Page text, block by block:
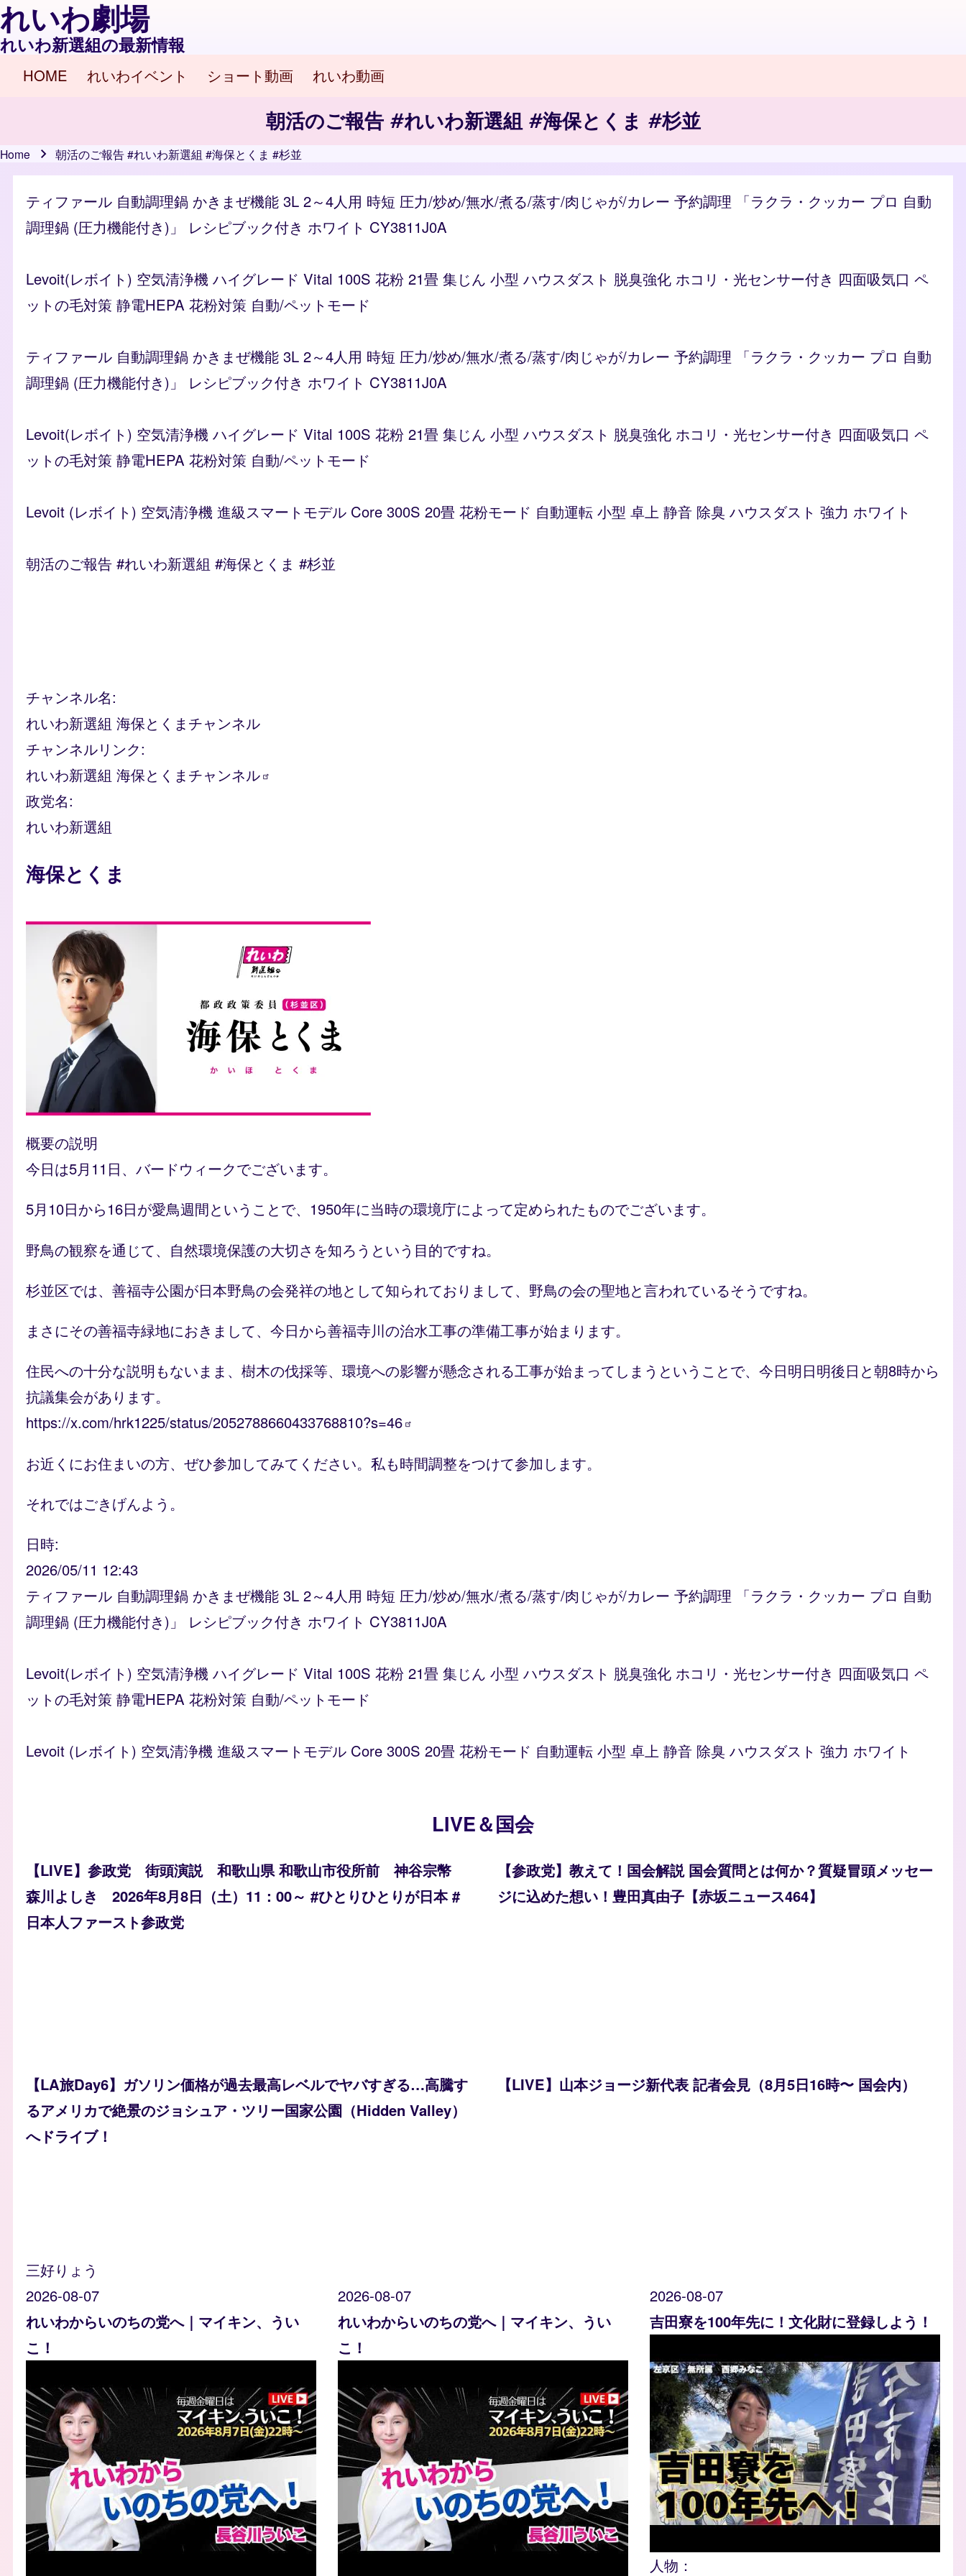
れいわ劇場
れいわ新選組の最新情報
Main navigation
HOME れいわイベント ショート動画 れいわ動画
朝活のご報告 #れいわ新選組 #海保とくま #杉並
Breadcrumb
Home 朝活のご報告 #れいわ新選組 #海保とくま #杉並
ティファール 自動調理鍋 かきまぜ機能 3L 2～4人用 時短 圧力/炒め/無水/煮る/蒸す/肉じゃが/カレー 予約調理 「ラクラ・クッカー プロ 自動
調理鍋 (圧力機能付き)」 レシピブック付き ホワイト CY3811J0A
Levoit(レボイト) 空気清浄機 ハイグレード Vital 100S 花粉 21畳 集じん 小型 ハウスダスト 脱臭強化 ホコリ・光センサー付き 四面吸気口 ペ
ットの毛対策 静電HEPA 花粉対策 自動/ペットモード
ティファール 自動調理鍋 かきまぜ機能 3L 2～4人用 時短 圧力/炒め/無水/煮る/蒸す/肉じゃが/カレー 予約調理 「ラクラ・クッカー プロ 自動
調理鍋 (圧力機能付き)」 レシピブック付き ホワイト CY3811J0A
Levoit(レボイト) 空気清浄機 ハイグレード Vital 100S 花粉 21畳 集じん 小型 ハウスダスト 脱臭強化 ホコリ・光センサー付き 四面吸気口 ペ
ットの毛対策 静電HEPA 花粉対策 自動/ペットモード
Levoit (レボイト) 空気清浄機 進級スマートモデル Core 300S 20畳 花粉モード 自動運転 小型 卓上 静音 除臭 ハウスダスト 強力 ホワイト
朝活のご報告 #れいわ新選組 #海保とくま #杉並
チャンネル名
れいわ新選組 海保とくまチャンネル
チャンネルリンク
れいわ新選組 海保とくまチャンネル
政党名
れいわ新選組
海保とくま
概要の説明
今日は5月11日、バードウィークでございます。
5月10日から16日が愛鳥週間ということで、1950年に当時の環境庁によって定められたものでございます。
野鳥の観察を通じて、自然環境保護の大切さを知ろうという目的ですね。
杉並区では、善福寺公園が日本野鳥の会発祥の地として知られておりまして、野鳥の会の聖地と言われているそうですね。
まさにその善福寺緑地におきまして、今日から善福寺川の治水工事の準備工事が始まります。
住民への十分な説明もないまま、樹木の伐採等、環境への影響が懸念される工事が始まってしまうということで、今日明日明後日と朝8時から
抗議集会があります。
https://x.com/hrk1225/status/2052788660433768810?s=46
お近くにお住まいの方、ぜひ参加してみてください。私も時間調整をつけて参加します。
それではごきげんよう。
日時
2026/05/11 12:43
ティファール 自動調理鍋 かきまぜ機能 3L 2～4人用 時短 圧力/炒め/無水/煮る/蒸す/肉じゃが/カレー 予約調理 「ラクラ・クッカー プロ 自動
調理鍋 (圧力機能付き)」 レシピブック付き ホワイト CY3811J0A
Levoit(レボイト) 空気清浄機 ハイグレード Vital 100S 花粉 21畳 集じん 小型 ハウスダスト 脱臭強化 ホコリ・光センサー付き 四面吸気口 ペ
ットの毛対策 静電HEPA 花粉対策 自動/ペットモード
Levoit (レボイト) 空気清浄機 進級スマートモデル Core 300S 20畳 花粉モード 自動運転 小型 卓上 静音 除臭 ハウスダスト 強力 ホワイト
LIVE＆国会
【LIVE】参政党 街頭演説 和歌山県 和歌山市役所前 神谷宗幣
森川よしき 2026年8月8日（土）11：00～ #ひとりひとりが日本 #
日本人ファースト参政党
【参政党】教えて！国会解説 国会質問とは何か？質疑冒頭メッセー
ジに込めた想い！豊田真由子【赤坂ニュース464】
【LA旅Day6】ガソリン価格が過去最高レベルでヤバすぎる…高騰す
るアメリカで絶景のジョシュア・ツリー国家公園（Hidden Valley）
へドライブ！
三好りょう
【LIVE】山本ジョージ新代表 記者会見（8月5日16時〜 国会内）
2026-08-07
れいわからいのちの党へ｜マイキン、うい
こ！
2026-08-07
れいわからいのちの党へ｜マイキン、うい
こ！
2026-08-07
吉田寮を100年先に！文化財に登録しよう！
人物：